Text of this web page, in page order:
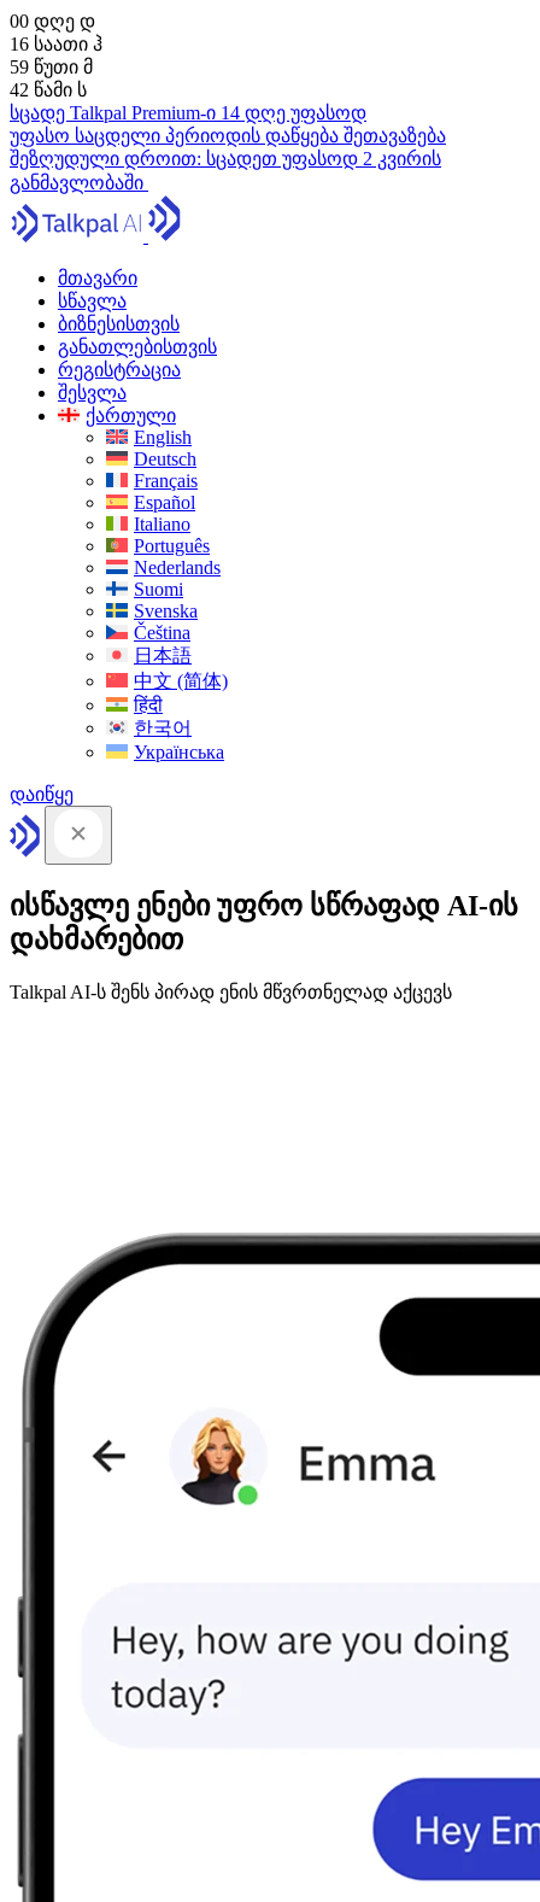
00 დღე დ
16 საათი ჰ
59 წუთი მ
42 წამი ს
სცადე Talkpal Premium-ი 14 დღე უფასოდ
უფასო საცდელი პერიოდის დაწყება შეთავაზება
შეზღუდული დროით: სცადეთ უფასოდ 2 კვირის
განმავლობაში
მთავარი
სწავლა
ბიზნესისთვის
განათლებისთვის
რეგისტრაცია
შესვლა
ქართული
English
Deutsch
Français
Español
Italiano
Português
Nederlands
Suomi
Svenska
Čeština
日本語
中文 (简体)
हिंदी
한국어
Українська
დაიწყე
ისწავლე ენები უფრო სწრაფად AI-ის
დახმარებით
Talkpal AI-ს შენს პირად ენის მწვრთნელად აქცევს